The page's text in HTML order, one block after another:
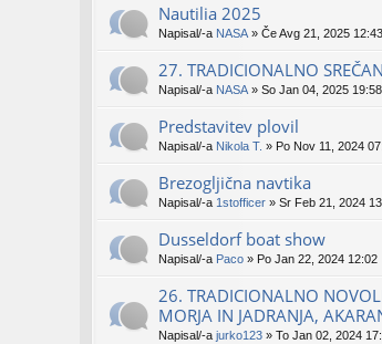
Nautilia 2025
Napisal/-a NASA» Če Avg 21, 2025 12:43
27. TRADICIONALNO
Napisal/-a NASA» So Jan 04, 2025 19:58
Predstavitev plovil
Napisal/-a Nikola T. » Po Nov 11, 2024
Brezogljična navtika
Napisal/-a 1stofficer » Sr Feb 21, 2024
Dusseldorf boat show
Napisal/-a Paco » Po Jan 22, 2024 12:02
26. TRADICIONALNO
MORJA IN JADRANJA,
Napisal/-a jurko123 » To Jan 02, 2024